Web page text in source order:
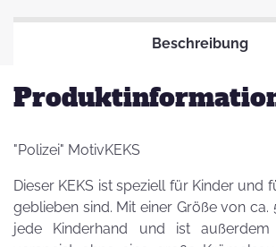
Beschreibung
"Polizei" MotivKEKS
Dieser KEKS ist speziell für Kinder und
geblieben sind. Mit einer Größe von ca.
jede Kinderhand und ist